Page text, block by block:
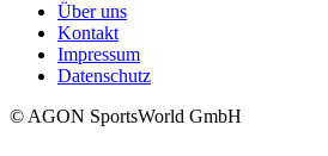
Über uns
Kontakt
Impressum
Datenschutz
© AGON SportsWorld GmbH